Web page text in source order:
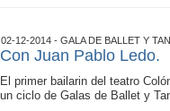
02-12-2014 - GALA DE BALLET Y
Con Juan Pablo Ledo.
El primer bailarin del teatro
un ciclo de Galas de Ballet y